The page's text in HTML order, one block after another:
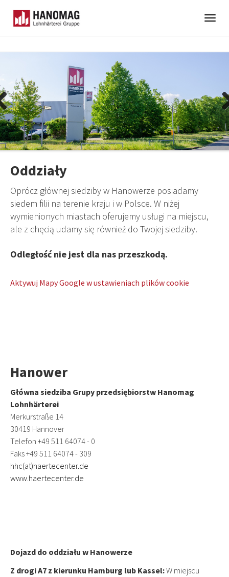
to
content
Oddziały
Oprócz głównej siedziby w Hanowerze posiadamy
siedem filii na terenie kraju i w Polsce. W niżej
wymienionych miastach oferujemy usługi na miejscu,
ale z chęcią udamy się również do Twojej siedziby.
Odległość nie jest dla nas przeszkodą.
Aktywuj Mapy Google w ustawieniach plików cookie
Hanower
Główna siedziba Grupy przedsiębiorstw Hanomag
Lohnhärterei
Merkurstraße 14
30419 Hannover
Telefon +49 511 64074 - 0
Faks +49 511 64074 - 309
hhc(at)haertecenter.de
www.haertecenter.de
Dojazd do oddziału w Hanowerze
Z drogi A7 z kierunku Hamburg lub Kassel:W miejscu